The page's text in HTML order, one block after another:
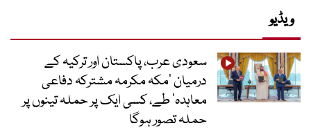
ویڈیو
سعودی عرب، پاکستان اور ترکیہ کے
درمیان ’مکہ مکرمہ مشترکہ دفاعی
معاہدہ‘ طے، کسی ایک پر حملہ تینوں پر
حملہ تصور ہوگا